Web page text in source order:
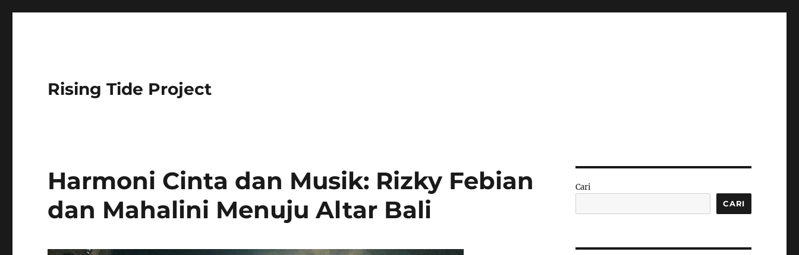
Rising Tide Project
Harmoni Cinta dan Musik: Rizky Febian
dan Mahalini Menuju Altar Bali
Cari
CARI